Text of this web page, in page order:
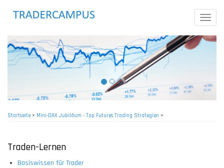
Toggle
Startseite> Mini-DAX Jubiläum - Top Futures Trading Strategien >
Traden-Lernen
Basiswissen für Trader